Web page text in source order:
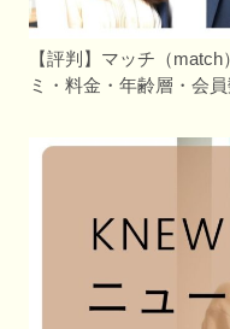
【評判】マッチ（
ミ・料金・年齢層・会